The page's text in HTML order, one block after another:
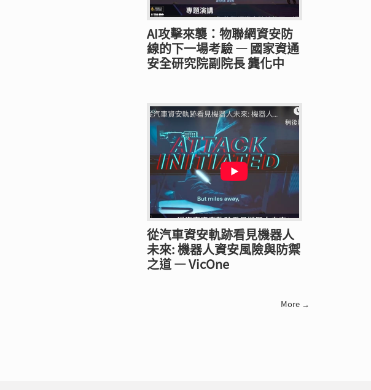
AI攻擊來襲：物聯網資安防
線的下一場考驗 — 國家資通
安全研究院副院長 龔化中
從汽車資安軌跡看見機器人
未來: 機器人資安風險與防禦
之道 — VicOne
More →